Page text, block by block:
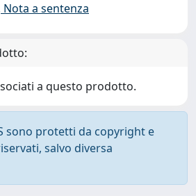
a sentenza
a questo prodotto.
sono protetti da copyright e
salvo diversa